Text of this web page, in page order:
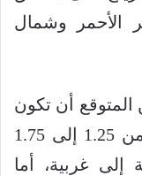
الأحمر وشمال
المتوقع أن تكون
خيفة إلى معتدلة وارتفاع الموج من 1.25 إلى 1.75
إلى غربية، أما